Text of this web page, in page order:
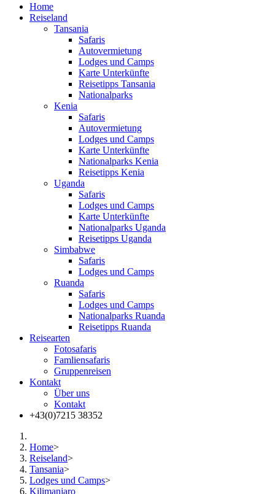
Home
Reiseland
Tansania
Safaris
Autovermietung
Lodges und Camps
Karte Unterkünfte
Reisetipps Tansania
Nationalparks
Kenia
Safaris
Autovermietung
Lodges und Camps
Karte Unterkünfte
Nationalparks Kenia
Reisetipps Kenia
Uganda
Safaris
Lodges und Camps
Karte Unterkünfte
Nationalparks Uganda
Reisetipps Uganda
Simbabwe
Safaris
Lodges und Camps
Ruanda
Safaris
Lodges und Camps
Nationalparks Ruanda
Reisetipps Ruanda
Reisearten
Fotosafaris
Famliensafaris
Gruppenreisen
Kontakt
Über uns
Kontakt
+43(0)7215 38352
Home>
Reiseland>
Tansania>
Lodges und Camps>
Kilimanjaro